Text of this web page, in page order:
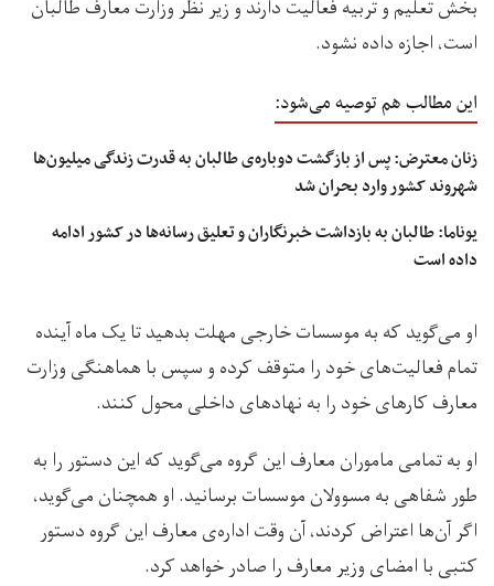
بخش‌ تعلیم و تربیه فعالیت دارند و زیر نظر وزارت معارف طالبان
است، اجازه داده نشود.
این مطالب هم توصیه می‌شود:
زنان معترض: پس از بازگشت دوباره‌ی طالبان به قدرت زندگی میلیون‌ها
شهروند کشور وارد بحران شد
یوناما: طالبان به بازداشت خبرنگاران و تعلیق رسانه‌ها در کشور ادامه
داده است
او می‌گوید که به موسسات خارجی مهلت بدهید تا یک ماه آینده
تمام فعالیت‌های خود را متوقف کرده و سپس با هماهنگی وزارت
معارف کارهای خود را به نهادهای داخلی محول کنند.
او به تمامی ماموران معارف این گروه می‌گوید که این دستور را به
طور شفاهی به مسوولان موسسات برسانید. او همچنان می‌گوید،
اگر آن‌ها اعتراض کردند، آن‌ وقت اداره‌ی معارف این گروه دستور
کتبی با امضای وزیر معارف را صادر خواهد کرد.